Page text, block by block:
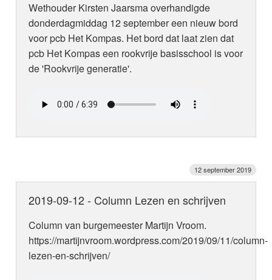
Wethouder Kirsten Jaarsma overhandigde
donderdagmiddag 12 september een nieuw bord
voor pcb Het Kompas. Het bord dat laat zien dat
pcb Het Kompas een rookvrije basisschool is voor
de 'Rookvrije generatie'.
12 september 2019
2019-09-12 - Column Lezen en schrijven
Column van burgemeester Martijn Vroom.
https://martijnvroom.wordpress.com/2019/09/11/column-
lezen-en-schrijven/